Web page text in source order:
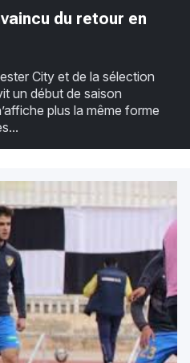
du retour en
City et de la sélection
un début de saison
plus la même forme